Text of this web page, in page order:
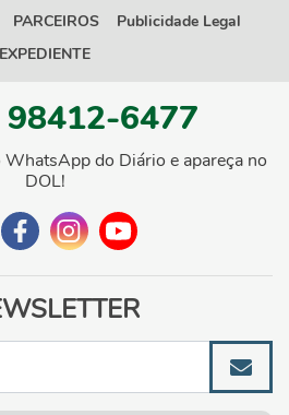
PARCEIROS
Publicidade Legal
EXPEDIENTE
98412-6477
WhatsApp do Diário e apareça no
DOL!